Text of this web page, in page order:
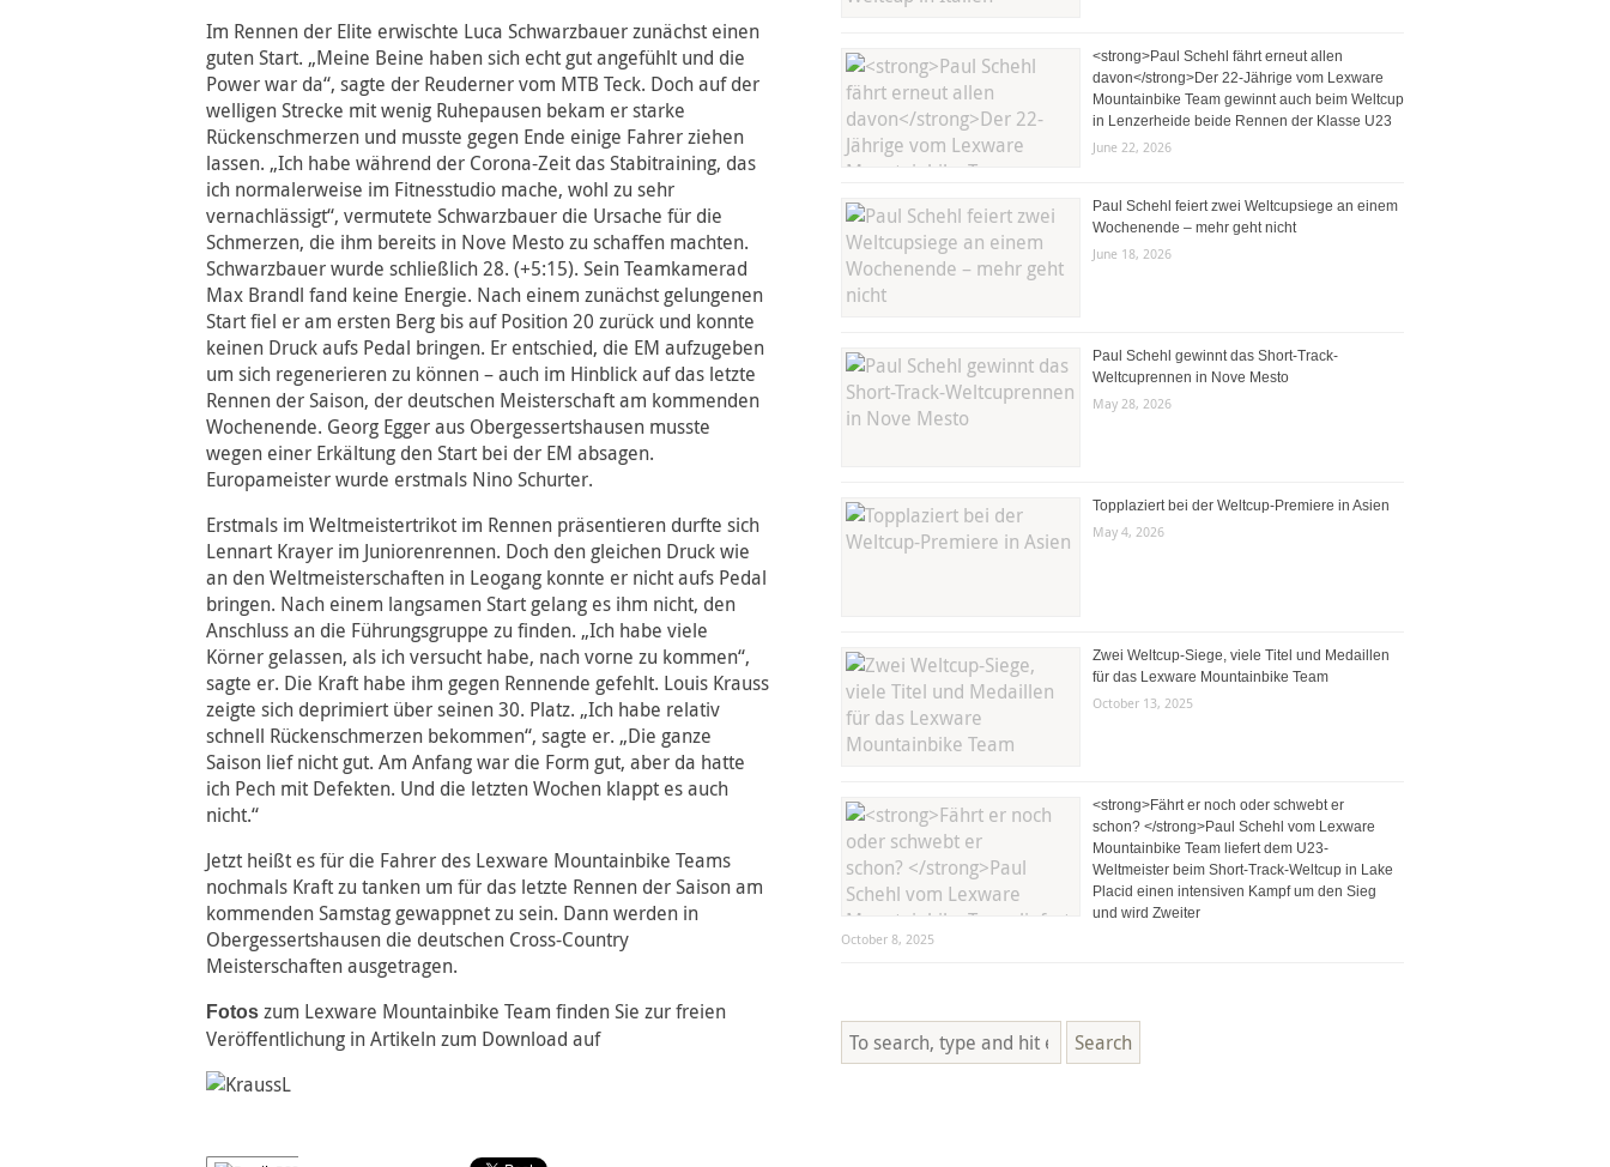
Im Rennen der Elite erwischte Luca Schwarzbauer zunächst einen
guten Start. „Meine Beine haben sich echt gut angefühlt und die
Power war da“, sagte der Reuderner vom MTB Teck. Doch auf der
welligen Strecke mit wenig Ruhepausen bekam er starke
Rückenschmerzen und musste gegen Ende einige Fahrer ziehen
lassen. „Ich habe während der Corona-Zeit das Stabitraining, das
ich normalerweise im Fitnesstudio mache, wohl zu sehr
vernachlässigt“, vermutete Schwarzbauer die Ursache für die
Schmerzen, die ihm bereits in Nove Mesto zu schaffen machten.
Schwarzbauer wurde schließlich 28. (+5:15). Sein Teamkamerad
Max Brandl fand keine Energie. Nach einem zunächst gelungenen
Start fiel er am ersten Berg bis auf Position 20 zurück und konnte
keinen Druck aufs Pedal bringen. Er entschied, die EM aufzugeben
um sich regenerieren zu können – auch im Hinblick auf das letzte
Rennen der Saison, der deutschen Meisterschaft am kommenden
Wochenende. Georg Egger aus Obergessertshausen musste
wegen einer Erkältung den Start bei der EM absagen.
Europameister wurde erstmals Nino Schurter.
Erstmals im Weltmeistertrikot im Rennen präsentieren durfte sich
Lennart Krayer im Juniorenrennen. Doch den gleichen Druck wie
an den Weltmeisterschaften in Leogang konnte er nicht aufs Pedal
bringen. Nach einem langsamen Start gelang es ihm nicht, den
Anschluss an die Führungsgruppe zu finden. „Ich habe viele
Körner gelassen, als ich versucht habe, nach vorne zu kommen“,
sagte er. Die Kraft habe ihm gegen Rennende gefehlt. Louis Krauss
zeigte sich deprimiert über seinen 30. Platz. „Ich habe relativ
schnell Rückenschmerzen bekommen“, sagte er. „Die ganze
Saison lief nicht gut. Am Anfang war die Form gut, aber da hatte
ich Pech mit Defekten. Und die letzten Wochen klappt es auch
nicht.“
Jetzt heißt es für die Fahrer des Lexware Mountainbike Teams
nochmals Kraft zu tanken um für das letzte Rennen der Saison am
kommenden Samstag gewappnet zu sein. Dann werden in
Obergessertshausen die deutschen Cross-Country
Meisterschaften ausgetragen.
Fotos zum Lexware Mountainbike Team finden Sie zur freien
Veröffentlichung in Artikeln zum Download auf
<strong>Paul Schehl fährt erneut allen
davon</strong>Der 22-Jährige vom Lexware
Mountainbike Team gewinnt auch beim Weltcup
in Lenzerheide beide Rennen der Klasse U23
June 22, 2026
Paul Schehl feiert zwei Weltcupsiege an einem
Wochenende – mehr geht nicht
June 18, 2026
Paul Schehl gewinnt das Short-Track-
Weltcuprennen in Nove Mesto
May 28, 2026
Topplaziert bei der Weltcup-Premiere in Asien
May 4, 2026
Zwei Weltcup-Siege, viele Titel und Medaillen
für das Lexware Mountainbike Team
October 13, 2025
<strong>Fährt er noch oder schwebt er
schon? </strong>Paul Schehl vom Lexware
Mountainbike Team liefert dem U23-
Weltmeister beim Short-Track-Weltcup in Lake
Placid einen intensiven Kampf um den Sieg
und wird Zweiter
October 8, 2025
Search